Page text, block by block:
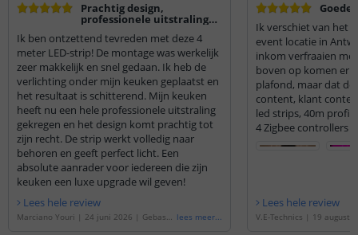
Prachtig design,
professionele uitstraling
montage!
Ik ben ontzettend tevreden met deze 4
meter LED-strip! De montage was werkelijk
zeer makkelijk en snel gedaan. Ik heb de
verlichting onder mijn keuken geplaatst en
het resultaat is schitterend. Mijn keuken
heeft nu een hele professionele uitstraling
gekregen en het design komt prachtig tot
zijn recht. De strip werkt volledig naar
behoren en geeft perfect licht. Een
absolute aanrader voor iedereen die zijn
keuken een luxe upgrade wil geven!
Lees hele review
Marciano Youri | 24 juni 2026 | Gebasee lees meer...
Goede
Ik verschiet van het
event locatie in
inkom verfraaien
boven op komen er
plafond, maar dat
content, klant
led strips, 40m
4 Zigbee controllers
Lees hele review
V.E-Technics | 19